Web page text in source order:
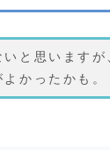
と思いますが
かったかも。